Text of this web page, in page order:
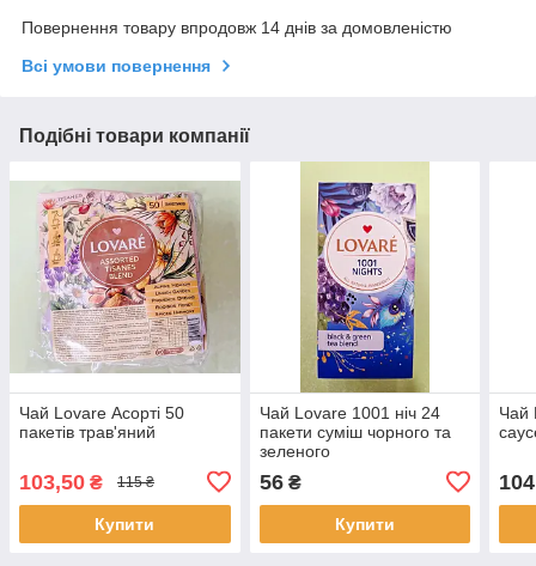
Повернення товару впродовж 14 днів за домовленістю
Всі умови повернення
Подібні товари компанії
Чай Lovare Асорті 50
пакетів трав'яний
103,50 ₴ 115 ₴
Купити
Чай Lovare 1001 ніч 24
пакети суміш чорного та
зеленого
56₴
Купити
Чай
104